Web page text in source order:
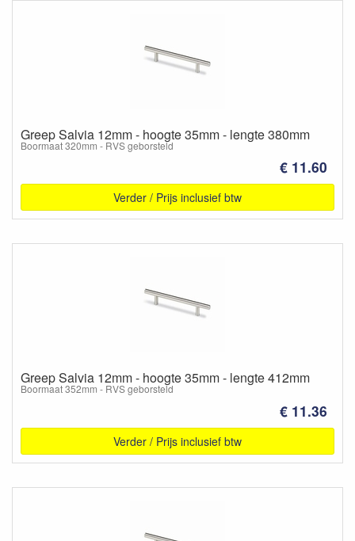
Greep Salvia 12mm - hoogte 35mm - lengte 380mm
Boormaat 320mm - RVS geborsteld
€ 11.60
Verder / Prijs inclusief btw
Greep Salvia 12mm - hoogte 35mm - lengte 412mm
Boormaat 352mm - RVS geborsteld
€ 11.36
Verder / Prijs inclusief btw